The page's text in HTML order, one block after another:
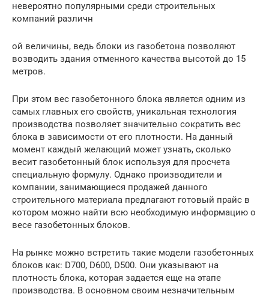
невероятно популярными среди строительных
компаний различн
ой величины, ведь блоки из газобетона позволяют
возводить здания отменного качества высотой до 15
метров.
При этом вес газобетонного блока является одним из
самых главных его свойств, уникальная технология
производства позволяет значительно сократить вес
блока в зависимости от его плотности. На данный
момент каждый желающий может узнать, сколько
весит газобетонный блок используя для просчета
специальную формулу. Однако производители и
компании, занимающиеся продажей данного
строительного материала предлагают готовый прайс в
котором можно найти всю необходимую информацию о
весе газобетонных блоков.
На рынке можно встретить такие модели газобетонных
блоков как: D700, D600, D500. Они указывают на
плотность блока, которая задается еще на этапе
производства. В основном своим незначительным